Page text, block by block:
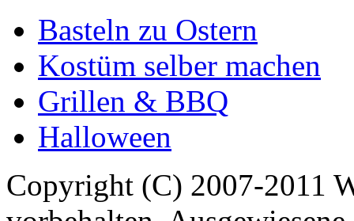
Basteln zu Ostern
Kostüm selber machen
Grillen & BBQ
Halloween
Copyright (C) 2007-2011